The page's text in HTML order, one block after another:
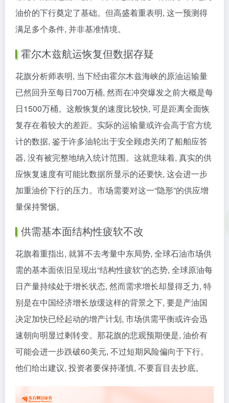
油价的下行奠定了基础。但高盛着重表明, 这一预测得
满足多个条件, 并非基准情境。
霍尔木兹航运恢复但数据存疑
花旗分析师表明, 当下经由霍尔木兹海峡的原油运输量
已然回升至每日700万桶, 然而在冲突爆发之前大概是每
日1500万桶。这般恢复的速度比较快, 可是距离全面恢
复存在着较大的差距。实际的运输量或许会高于官方统
计的数据, 鉴于许多油轮出于安全顾虑关闭了船舶应答
器, 没有被完整地纳入统计范围。这就意味着, 真实的供
应恢复速度有可能比数据所显示的还要快, 这会进一步
加重油价下行的压力。市场需要对这一“隐形”的供应增
量保持警惕。
供需基本面结构性疲软不改
花旗着重指出, 就算不去考量中东局势, 全球石油市场供
需的基本面依旧呈现出“结构性疲软”的态势, 全球原油每
日产量持续处于增长状态, 然而需求增长却显得乏力, 特
别是在中国经济增长放缓这样的背景之下, 要是产油国
决定加快已经起动的增产计划, 市场供需平衡或许会迅
速朝向明显过剩转变。那花旗的悲观预期便是, 油价有
可能会进一步跌破60美元, 不过短期风险偏向于下行。
他们给出建议, 投资者要保持谨慎, 不要盲目去抄底。